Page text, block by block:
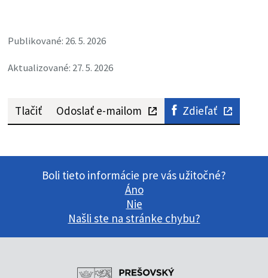
Publikované: 26. 5. 2026
Aktualizované: 27. 5. 2026
Tlačiť Odoslať e-mailom Zdieľať
Boli tieto informácie pre vás užitočné?
Áno
Nie
Našli ste na stránke chybu?